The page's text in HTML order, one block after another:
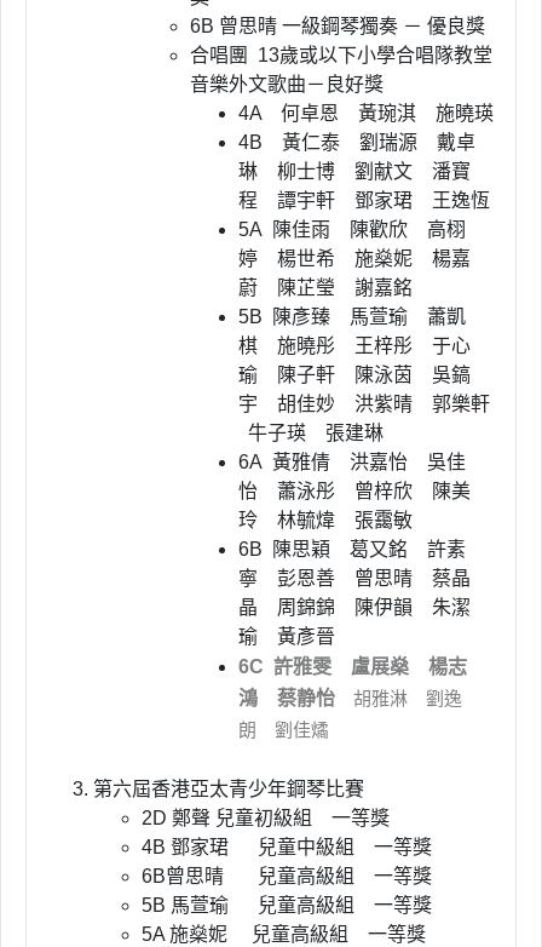
6B 曾思晴 一級鋼琴獨奏 － 優良獎
合唱團 13歲或以下小學合唱隊教堂
音樂外文歌曲－良好獎
4A 何卓恩 黃琬淇 施曉瑛
4B 黃仁泰 劉瑞源 戴卓
琳 柳士博 劉献文 潘寶
程 譚宇軒 鄧家珺 王逸恆
5A 陳佳雨 陳歡欣 高栩
婷 楊世希 施燊妮 楊嘉
蔚 陳芷瑩 謝嘉銘
5B 陳彥臻 馬萱瑜 蕭凱
棋 施曉彤
王梓彤 于心
瑜 陳子軒 陳泳茵
吳鎬
宇 胡佳妙 洪紫晴 郭樂軒
牛子瑛 張建琳
6A 黃雅倩 洪嘉怡 吳佳
怡 蕭泳彤 曾梓欣 陳美
玲 林毓煒 張靄敏
6B 陳思穎 葛又銘 許素
寧 彭恩善 曾思晴 蔡晶
晶 周錦錦 陳伊韻 朱潔
瑜 黃彥晉
6C 許雅雯 盧展燊 楊志
鴻 蔡静怡 胡雅淋 劉逸
朗 劉佳燏
第六屆香港亞太青少年鋼琴比賽
2D 鄭聲 兒童初級組 一等獎
4B 鄧家珺 兒童中級組 一等獎
6B曾思晴 兒童高級組 一等獎
5B 馬萱瑜 兒童高級組 一等獎
5A 施燊妮 兒童高級組 一等獎